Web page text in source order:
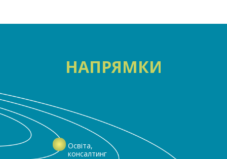
Освіта,
консалтинг
НАПРЯМКИ